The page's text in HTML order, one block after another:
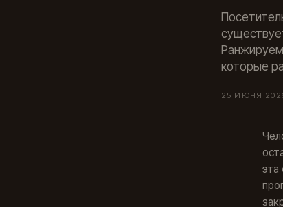
которые
25 ИЮНЯ
эта